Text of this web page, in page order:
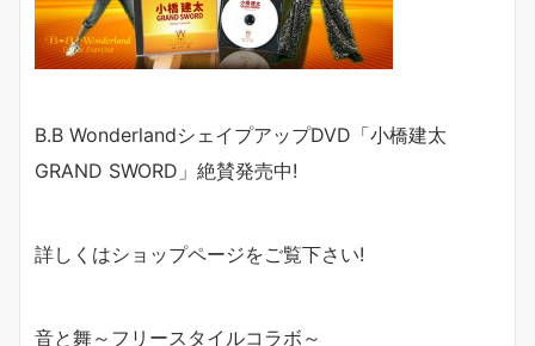
B.B WonderlandシェイプアップDVD「小橋建太
GRAND SWORD 」絶賛発売中!
詳しくはショップページをご覧下さい!
音と舞～フリースタイルコラボ～